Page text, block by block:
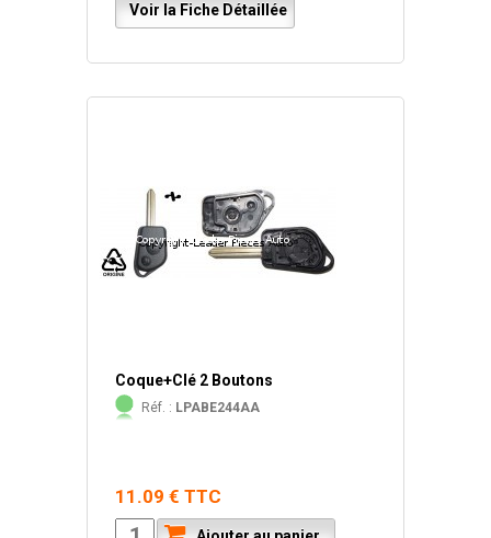
Voir la Fiche Détaillée
Coque+Clé 2 Boutons
Réf. : LPABE244AA
11.09 € TTC